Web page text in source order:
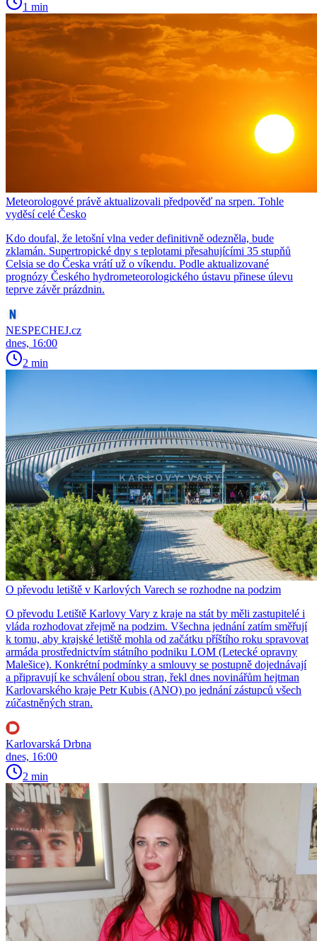
1 min
Meteorologové právě aktualizovali předpověď na srpen. Tohle
vyděsí celé Česko
Kdo doufal, že letošní vlna veder definitivně odezněla, bude
zklamán. Supertropické dny s teplotami přesahujícími 35 stupňů
Celsia se do Česka vrátí už o víkendu. Podle aktualizované
prognózy Českého hydrometeorologického ústavu přinese úlevu
teprve závěr prázdnin.
NESPECHEJ.cz
dnes, 16:00
2 min
O převodu letiště v Karlových Varech se rozhodne na podzim
O převodu Letiště Karlovy Vary z kraje na stát by měli zastupitelé i
vláda rozhodovat zřejmě na podzim. Všechna jednání zatím směřují
k tomu, aby krajské letiště mohla od začátku příštího roku spravovat
armáda prostřednictvím státního podniku LOM (Letecké opravny
Malešice). Konkrétní podmínky a smlouvy se postupně dojednávají
a připravují ke schválení obou stran, řekl dnes novinářům hejtman
Karlovarského kraje Petr Kubis (ANO) po jednání zástupců všech
zúčastněných stran.
Karlovarská Drbna
dnes, 16:00
2 min